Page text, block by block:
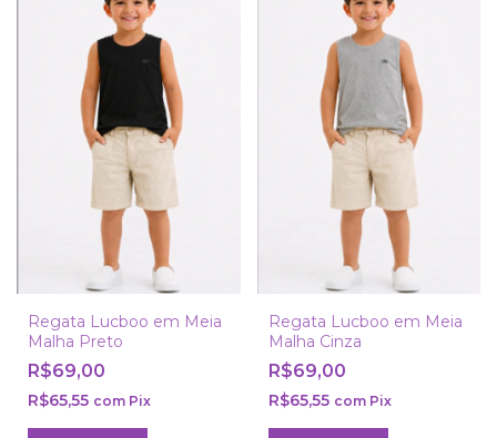
Regata Lucboo em Meia
Malha Preto
R$69,00
R$65,55 com Pix
Regata Lucboo em Meia
Malha Cinza
R$69,00
R$65,55 com Pix